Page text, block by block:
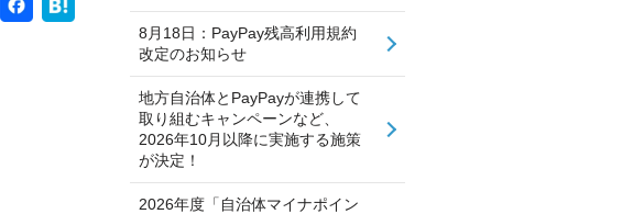
8月18日：PayPay残高利用規約
改定のお知らせ
地方自治体とPayPayが連携して
取り組むキャンペーンなど、
2026年10月以降に実施する施策
が決定！
2026年度「自治体マイナポイン